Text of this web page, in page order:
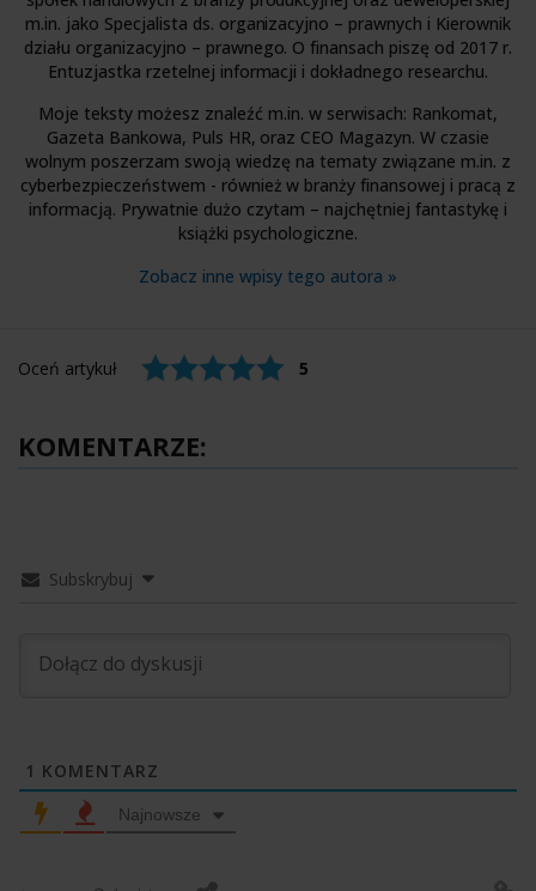
m.in. jako Specjalista ds. organizacyjno – prawnych i Kierownik
działu organizacyjno – prawnego. O finansach piszę od 2017 r.
Entuzjastka rzetelnej informacji i dokładnego researchu.
Moje teksty możesz znaleźć m.in. w serwisach: Rankomat,
Gazeta Bankowa, Puls HR, oraz CEO Magazyn. W czasie
wolnym poszerzam swoją wiedzę na tematy związane m.in. z
cyberbezpieczeństwem - również w branży finansowej i pracą z
informacją. Prywatnie dużo czytam – najchętniej fantastykę i
książki psychologiczne.
Zobacz inne wpisy tego autora »
Oceń artykuł 5
KOMENTARZE:
Subskrybuj
1 KOMENTARZ
Najnowsze